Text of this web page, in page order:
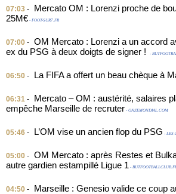
07:03 -
Mercato OM : Lorenzi proche de
25M€ - FOOT-SUR7.FR
07:00 - OM Mercato : Lorenzi a un accord
ex du PSG à deux doigts de signer !
-
06:50 - La FIFA a offert un beau chèque à
06:31 -
Mercato – OM : austérité, salaires
empêche Marseille de recruter - ONZEMONDIAL.COM
05:46 - L’OM vise un ancien flop du PSG - LES-
05:00 - OM Mercato : après Restes et
autre gardien estampillé Ligue 1 -
04:50 - Marseille : Genesio valide ce coup